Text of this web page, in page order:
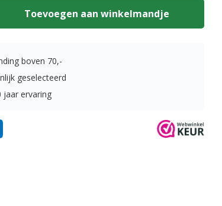
Toevoegen aan winkelmandje
boven 70,-
geselecteerd
jaar ervaring